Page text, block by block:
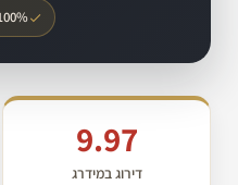
100%
9.97
דירוג במידרג